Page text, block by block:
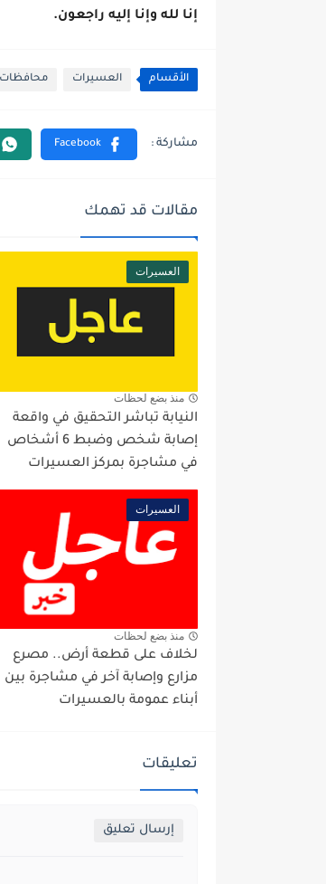
إنا لله وإنا إليه راجعون.
الأقسام العسيرات محافظات
مقالات قد تهمك
العسيرات
منذ بضع لحظات
النيابة تباشر التحقيق في واقعة
إصابة شخص وضبط 6 أشخاص
في مشاجرة بمركز العسيرات
العسيرات
منذ بضع لحظات
لخلاف على قطعة أرض.. مصرع
مزارع وإصابة آخر في مشاجرة بين
أبناء عمومة بالعسيرات
تعليقات
إرسال تعليق